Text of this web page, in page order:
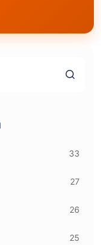
33
27
26
25